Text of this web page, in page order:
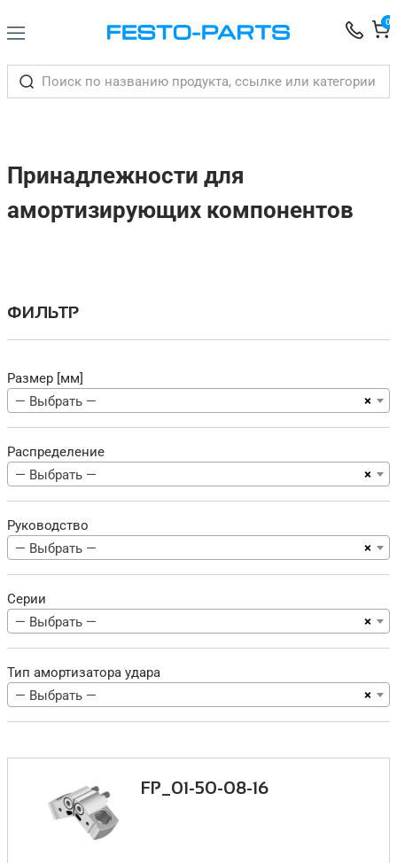
0
Принадлежности для
амортизирующих компонентов
ФИЛЬТР
Размер [мм]
×
— Выбрать —
Распределение
×
— Выбрать —
Руководство
×
— Выбрать —
Серии
×
— Выбрать —
Тип амортизатора удара
×
— Выбрать —
FP_01-50-08-16